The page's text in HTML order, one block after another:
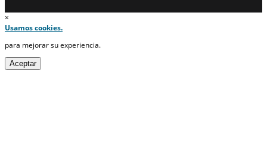
×
Usamos cookies.
para mejorar su experiencia.
Aceptar